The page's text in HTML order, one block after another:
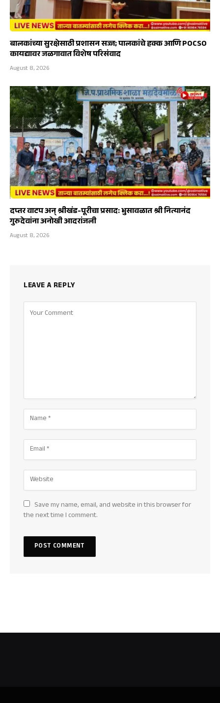
बालकांच्या सुरक्षेसाठी प्रशासन सज्ज; पालकांचे हक्क आणि POCSO
कायद्यावर जळगावात विशेष परिसंवाद
August 8, 2026
दप्तर वाटप अन् श्रीखंड-पूरीचा प्रसाद: भुसावळात श्री नित्यानंद
गुरुदेवांना अनोखी आदरांजली
August 8, 2026
LEAVE A REPLY
Save my name, email, and website in this browser for
the next time I comment.